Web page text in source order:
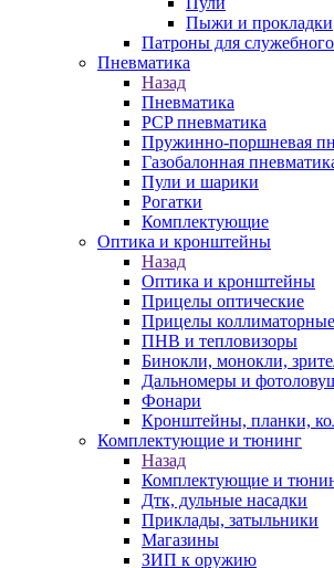
Пыжи и прокладки
Патроны для
Пневматика
Назад
Пневматика
PCP пневматика
Пружинно-поршневая
Газобалонная
Пули и шарики
Рогатки
Комплектующие
Оптика и кронштейны
Назад
Оптика и кронштейны
Прицелы оптические
Прицелы коллиматорные
ПНВ и тепловизоры
Бинокли, монокли,
Дальномеры и
Фонари
Кронштейны, планки,
Комплектующие и тюнинг
Назад
Комплектующие и
Дтк, дульные насадки
Приклады, затыльники
Магазины
ЗИП к оружию